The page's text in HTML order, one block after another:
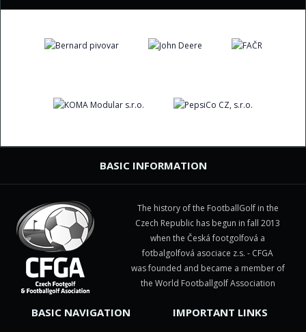
BASIC INFORMATION
The history of the FootballGolf in the
Czech Republic has begun in fall 2013
when the Česká footgolfová a
fotbalgolfová asociace z.s. - CFGA
was founded and became a member of
the World Footballgolf Association
BASIC NAVIGATION IMPORTANT LINKS